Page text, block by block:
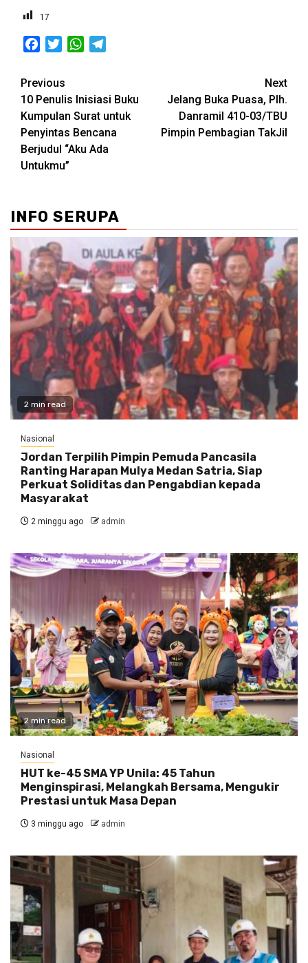
17
FacebookTwitterWhatsApp
Post
navigation
Previous
10 Penulis Inisiasi Buku
Kumpulan Surat untuk
Penyintas Bencana
Berjudul “Aku Ada
Untukmu”
Next
Jelang Buka Puasa, Plh.
Danramil 410-03/TBU
Pimpin Pembagian TakJil
INFO SERUPA
2 min read
Nasional
Jordan Terpilih Pimpin Pemuda Pancasila
Ranting Harapan Mulya Medan Satria, Siap
Perkuat Soliditas dan Pengabdian kepada
Masyarakat
2 minggu ago admin
2 min read
Nasional
HUT ke-45 SMA YP Unila: 45 Tahun
Menginspirasi, Melangkah Bersama, Mengukir
Prestasi untuk Masa Depan
3 minggu ago admin